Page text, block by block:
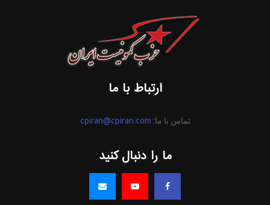
ارتباط با ما
تماس با ما: cpiran@cpiran.com
ما را دنبال کنید